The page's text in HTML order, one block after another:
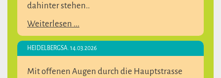
dahinter stehen..
Weiterlesen ...
HEIDELBERGSA. 14.03.2026
Mit offenen Augen durch die Hauptstrasse